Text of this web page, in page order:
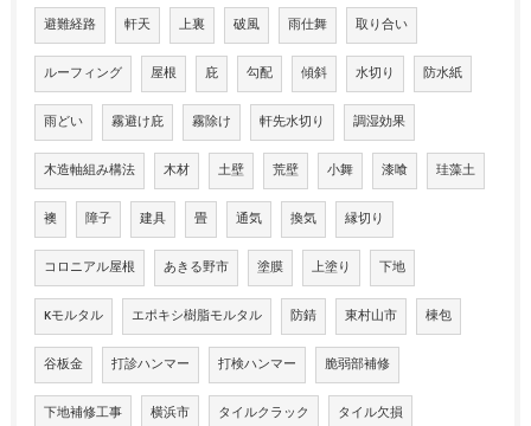
避難経路 軒天 上裏 破風 雨仕舞 取り合い
ルーフィング 屋根 庇 勾配 傾斜 水切り 防水紙
雨どい 霧避け庇 霧除け 軒先水切り 調湿効果
木造軸組み構法 木材 土壁 荒壁 小舞 漆喰 珪藻土
襖 障子 建具 畳 通気 換気 縁切り
コロニアル屋根 あきる野市 塗膜 上塗り 下地
Kモルタル エポキシ樹脂モルタル 防錆 東村山市 棟包
谷板金 打診ハンマー 打検ハンマー 脆弱部補修
下地補修工事 横浜市 タイルクラック タイル欠損